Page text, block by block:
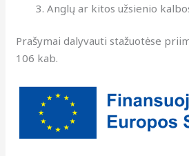
Anglų ar kitos užsienio
Prašymai dalyvauti stažuotėse
106 kab.